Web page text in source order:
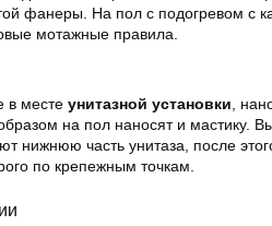
фанеры. На пол с подогревом с
мотажные правила.
в месте унитазной установки,
на пол наносят и мастику.
нижнюю часть унитаза, после
по крепежным точкам.